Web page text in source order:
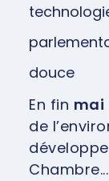
douce
En fin mai
de
Chambre...